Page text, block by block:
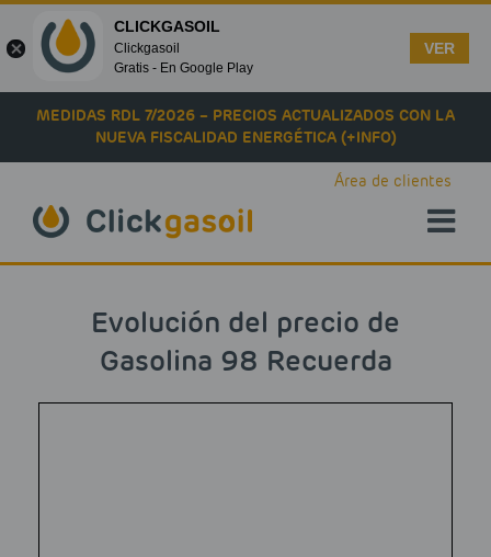
Skip to main content
MEDIDAS RDL 7/2026 – PRECIOS ACTUALIZADOS CON LA
NUEVA FISCALIDAD ENERGÉTICA (+INFO)
Área de clientes
Evolución del precio de
Gasolina 98 Recuerda
CLICKGASOIL
Clickgasoil
Gratis - En Google Play
VER